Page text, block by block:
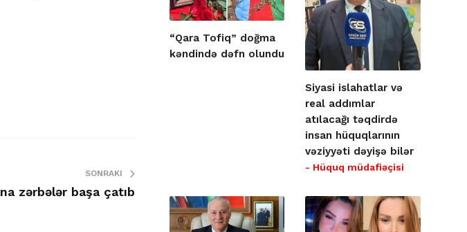
SONRAKI
zərbələr başa çatıb
“Qara Tofiq” doğma
kəndində dəfn olundu
Siyasi islahatlar və
real addımlar
atılacağı təqdirdə
insan hüquqlarının
vəziyyəti dəyişə bilər
- Hüquq müdafiəçisi